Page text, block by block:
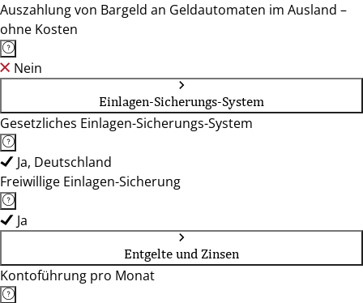
Auszahlung von Bargeld an Geldautomaten im Ausland –
ohne Kosten
Nein
Einlagen-Sicherungs-System
Gesetzliches Einlagen-Sicherungs-System
Ja, Deutschland
Freiwillige Einlagen-Sicherung
Ja
Entgelte und Zinsen
Kontoführung pro Monat